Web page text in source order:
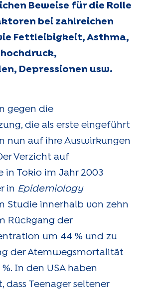
Beweise für die Rolle
bei zahlreichen
Fettleibigkeit, Asthma,
Depressionen usw.
gegen die
die als erste eingeführt
nun auf ihre Auswirkungen
Verzicht auf
in Tokio im Jahr 2003
in Epidemiology
Studie innerhalb von zehn
Rückgang der
um 44 % und zu
der Atemwegsmortalität
In den USA haben
dass Teenager seltener